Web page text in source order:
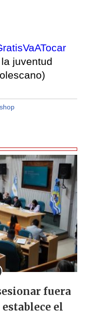
juventud
fuera
el